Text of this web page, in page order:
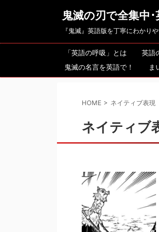
鬼滅の刃で全集中･
『鬼滅』英語版を丁寧にわかり
「英語の呼吸」とは 英語
鬼滅の名言を英語で！
ま
HOME > ネイティブ表現
ネイティブ